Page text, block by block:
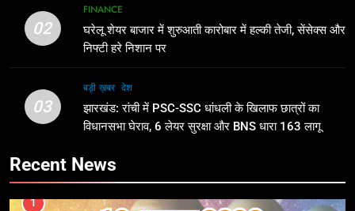
02
FINANCE
घरेलू शेयर बाजार में शुरुआती कारोबार में हल्की तेजी, सेंसेक्स और
निफ्टी हरे निशान पर
03
बड़ी ख़बर देश
झारखंड: रांची में PSC-SSC धांधली के खिलाफ छात्रों का
विधानसभा घेराव, 6 लेयर सुरक्षा और BNS धारा 163 लागू
Recent News
1